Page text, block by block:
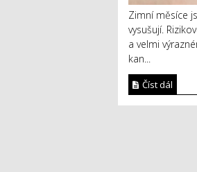
Zimní měsíce
vysušují.
a velmi
kan...
Číst dál